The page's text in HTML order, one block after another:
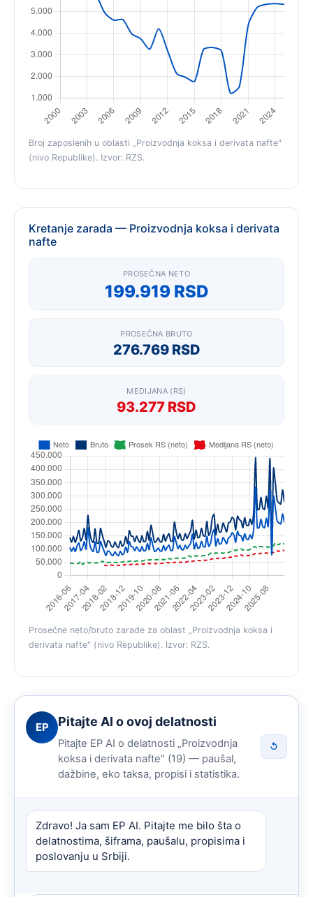
Broj zaposlenih u oblasti „Proizvodnja koksa i derivata nafte"
(nivo Republike). Izvor: RZS.
Kretanje zarada — Proizvodnja koksa i derivata
nafte
PROSEČNA NETO
199.919 RSD
PROSEČNA BRUTO
276.769 RSD
MEDIJANA (RS)
93.277 RSD
Prosečne neto/bruto zarade za oblast „Proizvodnja koksa i
derivata nafte" (nivo Republike). Izvor: RZS.
EP Pitajte AI o ovoj delatnosti
Pitajte EP AI o delatnosti „Proizvodnja
koksa i derivata nafte“ (19) — paušal,
dažbine, eko taksa, propisi i statistika.
↺
Zdravo! Ja sam EP AI. Pitajte me bilo šta o
delatnostima, šiframa, paušalu, propisima i
poslovanju u Srbiji.